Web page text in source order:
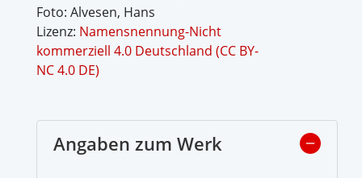
Foto: Alvesen, Hans
Lizenz: Namensnennung-Nicht
kommerziell 4.0 Deutschland (CC BY-
NC 4.0 DE)
Angaben zum Werk